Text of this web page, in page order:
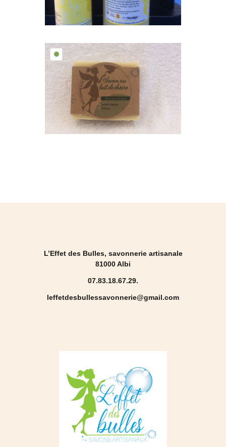
L’Effet des Bulles, savonnerie artisanale
81000 Albi
07.83.18.67.29.
leffetdesbullessavonnerie@gmail.com